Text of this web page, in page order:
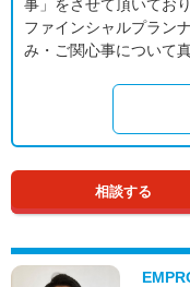
事」をさせて頂いており
ファインシャルプラン
み・ご関心事について
相談する